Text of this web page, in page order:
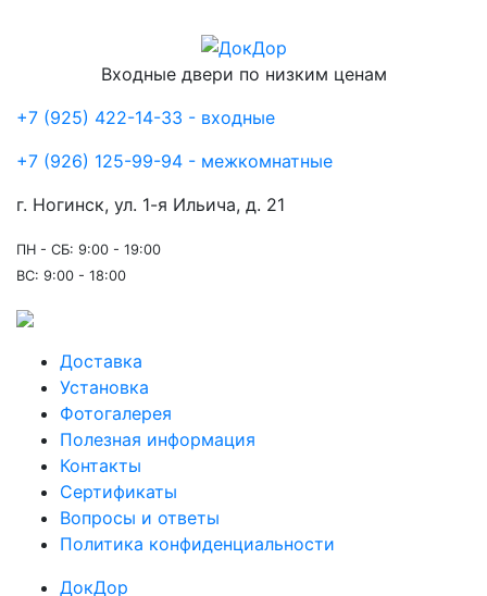
Входные двери по низким ценам
+7 (925) 422-14-33 - входные
+7 (926) 125-99-94 - межкомнатные
г. Ногинск, ул. 1-я Ильича, д. 21
ПН - СБ: 9:00 - 19:00
ВС: 9:00 - 18:00
Доставка
Установка
Фотогалерея
Полезная информация
Контакты
Сертификаты
Вопросы и ответы
Политика конфиденциальности
ДокДор